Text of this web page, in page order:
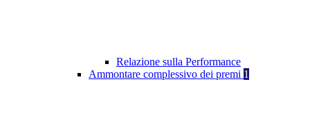
Relazione sulla Performance
Ammontare complessivo dei premi 1